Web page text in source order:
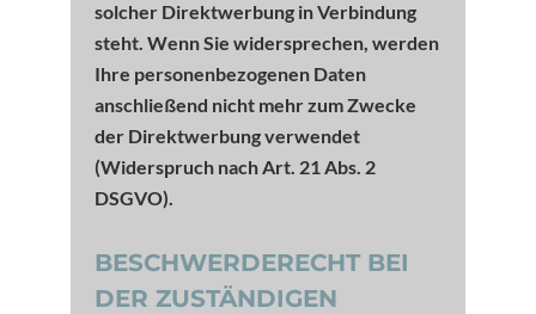
solcher Direktwerbung in Verbindung
steht. Wenn Sie widersprechen, werden
Ihre personenbezogenen Daten
anschließend nicht mehr zum Zwecke
der Direktwerbung verwendet
(Widerspruch nach Art. 21 Abs. 2
DSGVO).
BESCHWERDERECHT BEI
DER ZUSTÄNDIGEN